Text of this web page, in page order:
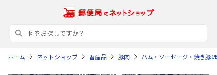
ホーム ネットショップ 畜産品 豚肉 ハム・ソーセージ・焼き豚